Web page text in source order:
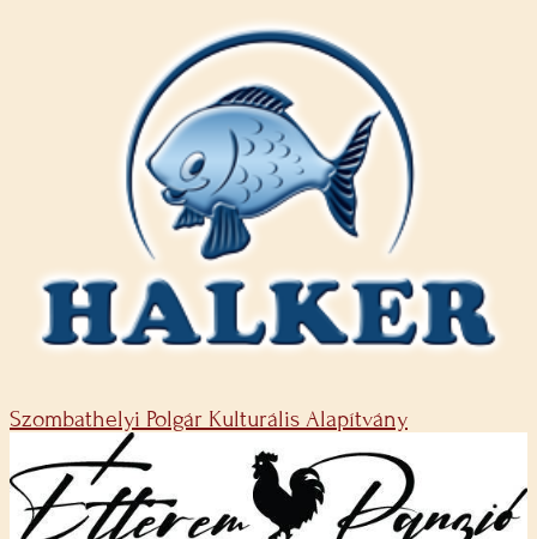
Szombathelyi Polgár Kulturális Alapítvány